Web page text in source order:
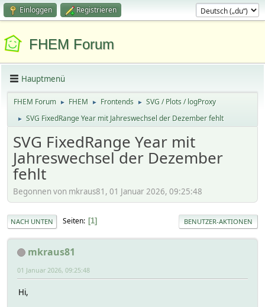
Einloggen Registrieren
FHEM Forum
Hauptmenü
FHEM Forum ► FHEM ► Frontends ► SVG / Plots / logProxy
► SVG FixedRange Year mit Jahreswechsel der Dezember fehlt
SVG FixedRange Year mit
Jahreswechsel der Dezember
fehlt
Begonnen von mkraus81, 01 Januar 2026, 09:25:48
NACH UNTEN Seiten 1 BENUTZER-AKTIONEN
mkraus81
01 Januar 2026, 09:25:48
Hi,